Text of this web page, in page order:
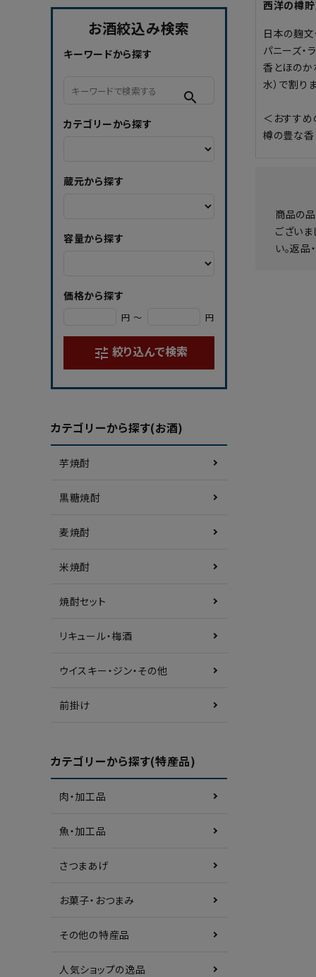
お酒絞込み検索
キーワードから探す
search
カテゴリーから探す
蔵元から探す
容量から探す
価格から探す
円 ～ 円
tune 絞り込んで検索
カテゴリーから探す(お酒)
芋焼酎
黒糖焼酎
麦焼酎
米焼酎
焼酎セット
リキュール・梅酒
ウイスキー・ジン・その他
前掛け
カテゴリーから探す(特産品)
肉・加工品
魚・加工品
さつまあげ
お菓子・おつまみ
その他の特産品
人気ショップの逸品
西洋の樽
日本の麹
パニーズ・
香とほのか
水）で割り
＜おすす
樽の豊な香
商品の
ござい
い。返品